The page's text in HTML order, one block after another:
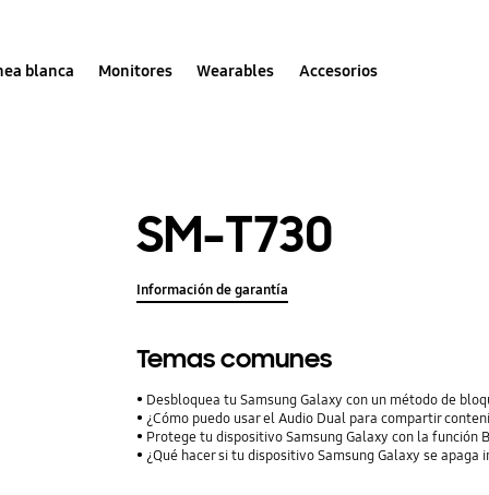
blanca Monitores Wearables Accesorios
SM-T730
Información de garantía
Temas comunes
Desbloquea tu Samsung Galaxy con un método de
¿Cómo puedo usar el Audio Dual para compartir
Protege tu dispositivo Samsung Galaxy con la función
¿Qué hacer si tu dispositivo Samsung Galaxy se apaga